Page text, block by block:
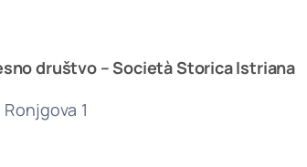
društvo – Società Storica Istriana
1